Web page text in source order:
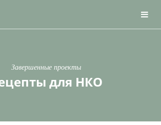
Завершенные проекты
для НКО